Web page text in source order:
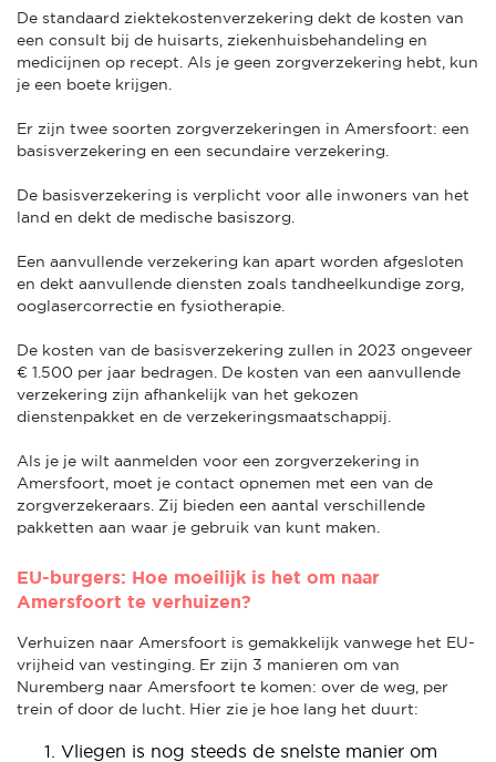
De standaard ziektekostenverzekering dekt de kosten van
een consult bij de huisarts, ziekenhuisbehandeling en
medicijnen op recept. Als je geen zorgverzekering hebt, kun
je een boete krijgen.
Er zijn twee soorten zorgverzekeringen in Amersfoort: een
basisverzekering en een secundaire verzekering.
De basisverzekering is verplicht voor alle inwoners van het
land en dekt de medische basiszorg.
Een aanvullende verzekering kan apart worden afgesloten
en dekt aanvullende diensten zoals tandheelkundige zorg,
ooglasercorrectie en fysiotherapie.
De kosten van de basisverzekering zullen in 2023 ongeveer
€ 1.500 per jaar bedragen. De kosten van een aanvullende
verzekering zijn afhankelijk van het gekozen
dienstenpakket en de verzekeringsmaatschappij.
Als je je wilt aanmelden voor een zorgverzekering in
Amersfoort, moet je contact opnemen met een van de
zorgverzekeraars. Zij bieden een aantal verschillende
pakketten aan waar je gebruik van kunt maken.
EU-burgers: Hoe moeilijk is het om naar
Amersfoort te verhuizen?
Verhuizen naar Amersfoort is gemakkelijk vanwege het EU-
vrijheid van vestinging. Er zijn 3 manieren om van
Nuremberg naar Amersfoort te komen: over de weg, per
trein of door de lucht. Hier zie je hoe lang het duurt:
Vliegen is nog steeds de snelste manier om